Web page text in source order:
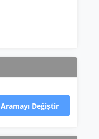
Aramayı Değiştir